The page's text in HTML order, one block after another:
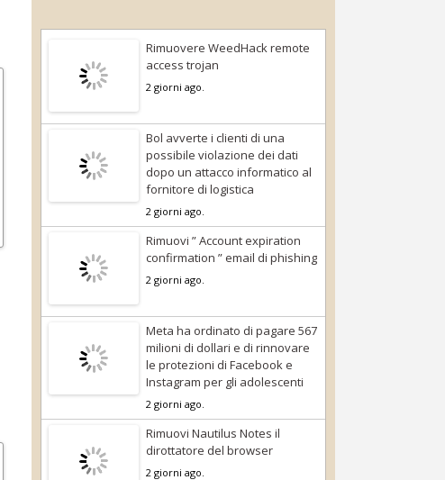
Rimuovere WeedHack remote
access trojan
2 giorni ago.
Bol avverte i clienti di una
possibile violazione dei dati
dopo un attacco informatico al
fornitore di logistica
2 giorni ago.
Rimuovi ” Account expiration
confirmation ” email di phishing
2 giorni ago.
Meta ha ordinato di pagare 567
milioni di dollari e di rinnovare
le protezioni di Facebook e
Instagram per gli adolescenti
2 giorni ago.
Rimuovi Nautilus Notes il
dirottatore del browser
2 giorni ago.